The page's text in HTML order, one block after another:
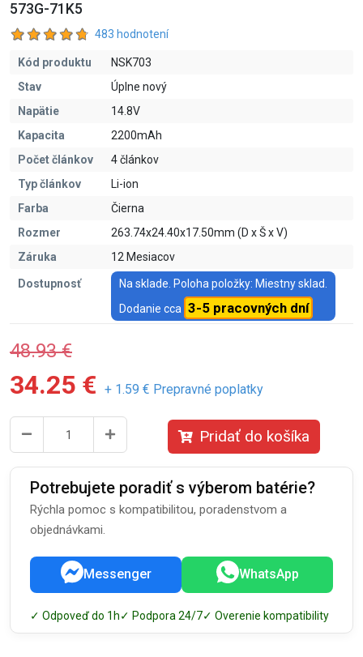
573G-71K5
483 hodnotení
Kód produktu
NSK703
Stav
Úplne nový
Napätie
14.8V
Kapacita
2200mAh
Počet článkov
4 článkov
Typ článkov
Li-ion
Farba
Čierna
Rozmer
263.74x24.40x17.50mm (D x Š x V)
Záruka
12 Mesiacov
Dostupnosť
Na sklade. Poloha položky: Miestny sklad.
Dodanie cca 3-5 pracovných dní
48.93 €
34.25 € + 1.59 € Prepravné poplatky
Pridať do košíka
Potrebujete poradiť s výberom batérie?
Rýchla pomoc s kompatibilitou, poradenstvom a
objednávkami.
Messenger WhatsApp
✓ Odpoveď do 1h✓ Podpora 24/7✓ Overenie kompatibility